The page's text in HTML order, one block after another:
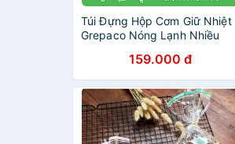
Túi Đựng Hộp Cơm Giữ Nhiệt
Grepaco Nóng Lạnh Nhiều
Phòng, Du Lịch – Vải Bố
Canvas, Kích Thước Size To
(Cỡ Lớn), Kiểu Giỏ Xách Và
Quai Đeo Vai Thời Trang Nam
Nữ - Tặng Túi Đựng Muỗng
Nĩa - Hàng Chính Hãng
159.000 đ